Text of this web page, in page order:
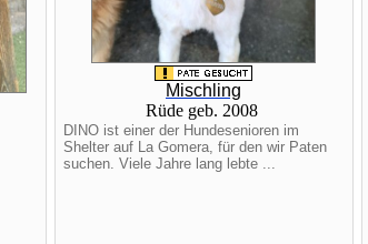
Mischling
Rüde geb. 2008
DINO ist einer der Hundesenioren im
Shelter auf La Gomera, für den wir Paten
suchen. Viele Jahre lang lebte ...